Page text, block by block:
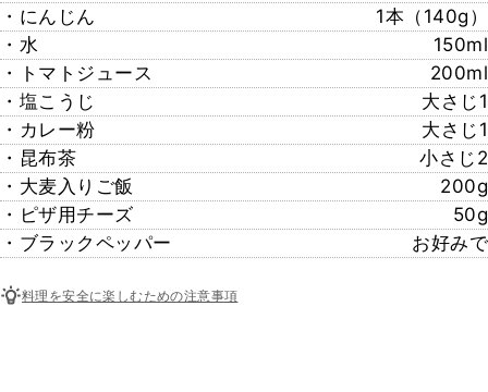
・にんじん
1本（140g）
・水
150ml
・トマトジュース
200ml
・塩こうじ
大さじ1
・カレー粉
大さじ1
・昆布茶
小さじ2
・大麦入りご飯
200g
・ピザ用チーズ
50g
・ブラックペッパー
お好みで
料理を安全に楽しむための注意事項